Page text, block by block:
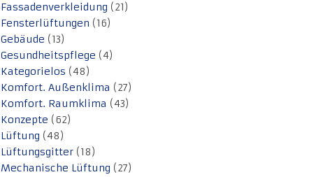
Fassadenverkleidung (21)
Fensterlüftungen (16)
Gebäude (13)
Gesundheitspflege (4)
Kategorielos (48)
Komfort. Außenklima (27)
Komfort. Raumklima (43)
Konzepte (62)
Lüftung (48)
Lüftungsgitter (18)
Mechanische Lüftung (27)